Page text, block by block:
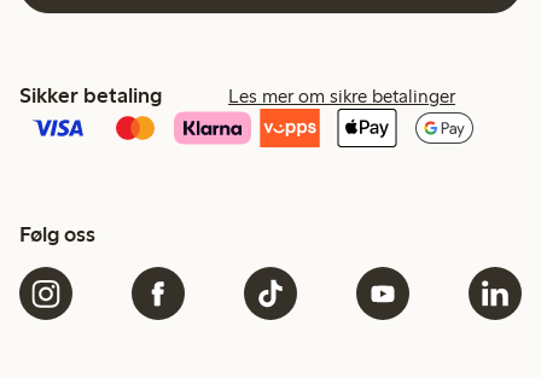
Sikker betaling Les mer om sikre betalinger
Følg oss